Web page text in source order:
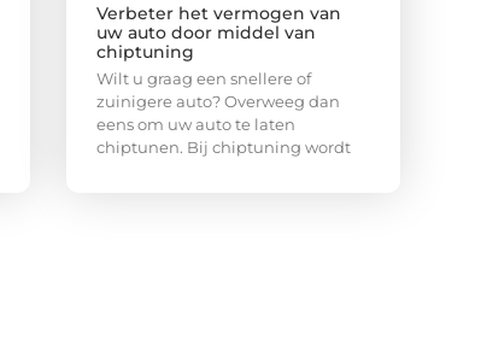
Verbeter het vermogen van
uw auto door middel van
chiptuning
Wilt u graag een snellere of
zuinigere auto? Overweeg dan
eens om uw auto te laten
chiptunen. Bij chiptuning wordt